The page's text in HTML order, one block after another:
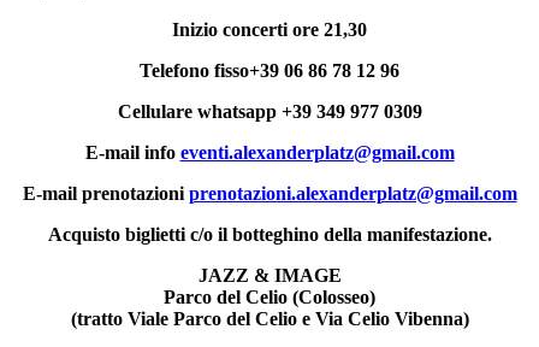
Inizio concerti ore 21,30
Telefono fisso+39 06 86 78 12 96
Cellulare whatsapp +39 349 977 0309
E‐mail info eventi.alexanderplatz@gmail.com
E‐mail prenotazioni prenotazioni.alexanderplatz@gmail.com
Acquisto biglietti c/o il botteghino della manifestazione.
JAZZ & IMAGE
Parco del Celio (Colosseo)
(tratto Viale Parco del Celio e Via Celio Vibenna)